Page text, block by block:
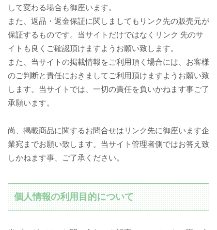
して変わる場合も御座います。
また、返品・返金保証に関しましてもリンク先の販売元が
保証するものです。当サイトだけではなくリンク 先のサ
イトも良くご確認頂けますようお願い致します。
また、当サイトの掲載情報をご利用頂く場合には、お客様
のご判断と責任におきましてご利用頂けますようお願い致
します。当サイトでは、一切の責任を負いかねます事ご了
承願います。
尚、掲載商品に関するお問合せはリンク先に御座います企
業宛までお願い致します。当サイト管理者側ではお答え致
しかねます事、ご了承ください。
個人情報の利用目的について